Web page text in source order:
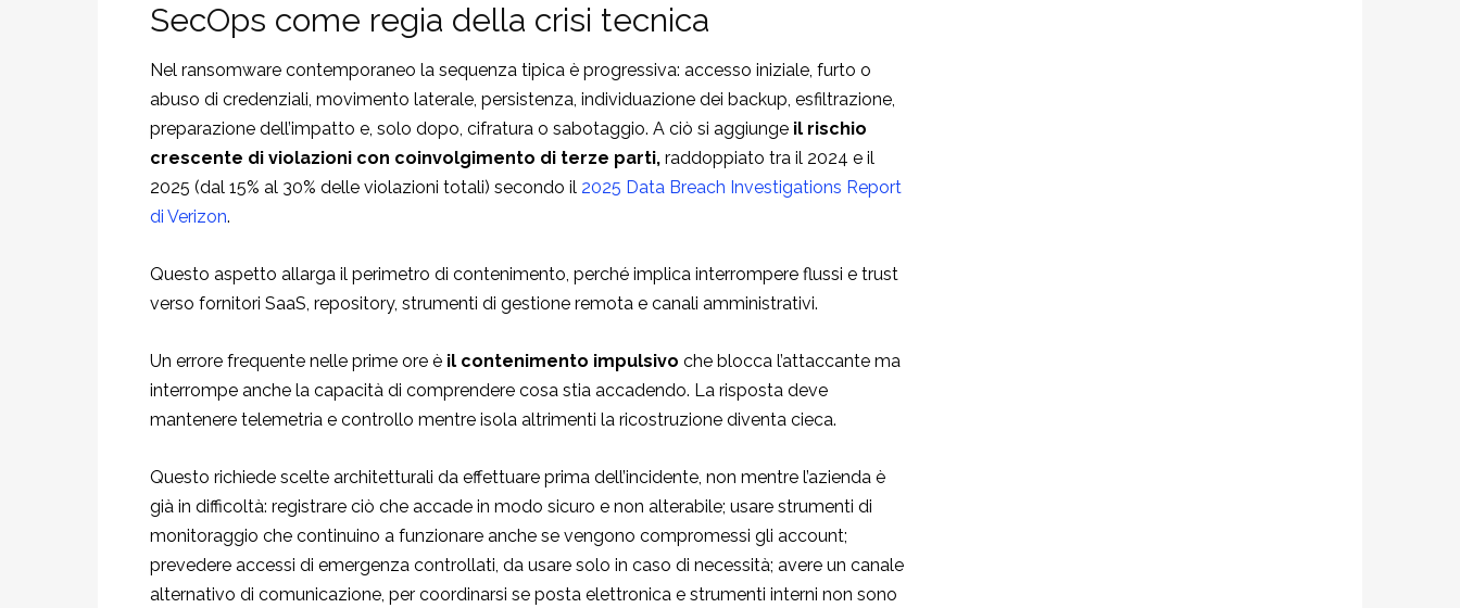
SecOps come regia della crisi tecnica
Nel ransomware contemporaneo la sequenza tipica è progressiva: accesso iniziale, furto o
abuso di credenziali, movimento laterale, persistenza, individuazione dei backup, esfiltrazione,
preparazione dell’impatto e, solo dopo, cifratura o sabotaggio. A ciò si aggiunge il rischio
crescente di violazioni con coinvolgimento di terze parti, raddoppiato tra il 2024 e il
2025 (dal 15% al 30% delle violazioni totali) secondo il 2025 Data Breach Investigations Report
di Verizon.
Questo aspetto allarga il perimetro di contenimento, perché implica interrompere flussi e trust
verso fornitori SaaS, repository, strumenti di gestione remota e canali amministrativi.
Un errore frequente nelle prime ore è il contenimento impulsivo che blocca l’attaccante ma
interrompe anche la capacità di comprendere cosa stia accadendo. La risposta deve
mantenere telemetria e controllo mentre isola altrimenti la ricostruzione diventa cieca.
Questo richiede scelte architetturali da effettuare prima dell’incidente, non mentre l’azienda è
già in difficoltà: registrare ciò che accade in modo sicuro e non alterabile; usare strumenti di
monitoraggio che continuino a funzionare anche se vengono compromessi gli account;
prevedere accessi di emergenza controllati, da usare solo in caso di necessità; avere un canale
alternativo di comunicazione, per coordinarsi se posta elettronica e strumenti interni non sono